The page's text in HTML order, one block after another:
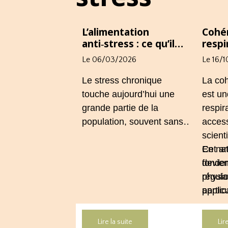
L’alimentation
anti‑stress : ce qu’il
faut manger (et
éviter) pour apaiser le
corps.
Le 06/03/2026
Le stress chronique
touche aujourd’hui une
grande partie de la
population, souvent sans
dans la manière dont
notre organisme réagit
Lire la suite
Le 16/
La
est
En
cas
Cet
dans